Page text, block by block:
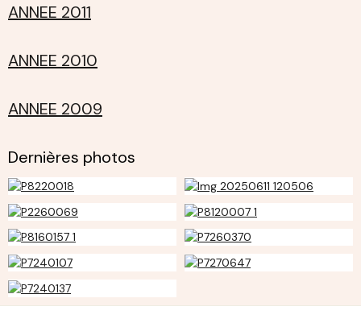
ANNEE 2011
ANNEE 2010
ANNEE 2009
Dernières photos